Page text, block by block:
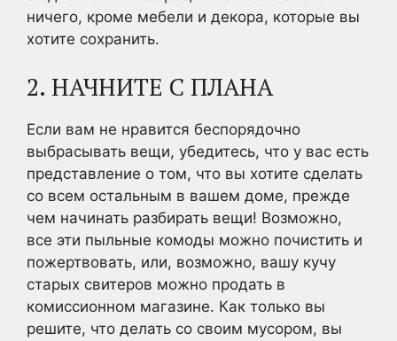
ничего, кроме мебели и декора, которые вы
хотите сохранить.
2. НАЧНИТЕ С ПЛАНА
Если вам не нравится беспорядочно
выбрасывать вещи, убедитесь, что у вас есть
представление о том, что вы хотите сделать
со всем остальным в вашем доме, прежде
чем начинать разбирать вещи! Возможно,
все эти пыльные комоды можно почистить и
пожертвовать, или, возможно, вашу кучу
старых свитеров можно продать в
комиссионном магазине. Как только вы
решите, что делать со своим мусором, вы